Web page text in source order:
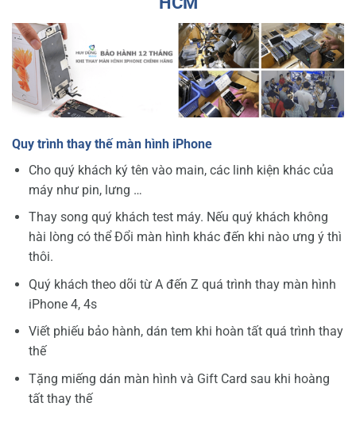
Quy trình thay thế màn hình iPhone
Cho quý khách ký tên vào main, các linh kiện khác của
máy như pin, lưng …
Thay song quý khách test máy. Nếu quý khách không
hài lòng có thể Đổi màn hình khác đến khi nào ưng ý thì
thôi.
Quý khách theo dõi từ A đến Z quá trình thay màn hình
iPhone 4, 4s
Viết phiếu bảo hành, dán tem khi hoàn tất quá trình thay
thế
Tặng miếng dán màn hình và Gift Card sau khi hoàng
tất thay thế